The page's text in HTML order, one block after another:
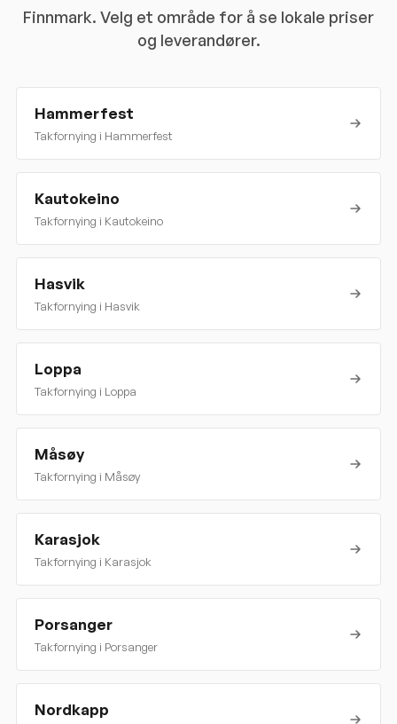
Finnmark. Velg et område for å se lokale priser
og leverandører.
Hammerfest
Takfornying i Hammerfest
Kautokeino
Takfornying i Kautokeino
Hasvik
Takfornying i Hasvik
Loppa
Takfornying i Loppa
Måsøy
Takfornying i Måsøy
Karasjok
Takfornying i Karasjok
Porsanger
Takfornying i Porsanger
Nordkapp